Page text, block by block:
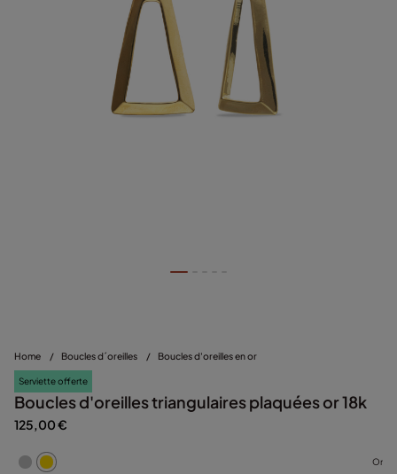
Home / Boucles d´oreilles / Boucles d'oreilles en or
Serviette offerte
Boucles d'oreilles triangulaires plaquées or 18k
125,00 €
Or